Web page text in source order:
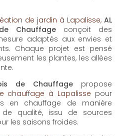
Chauffage
propose un
en parfait état toute
assurent la taille,
pour un jardin